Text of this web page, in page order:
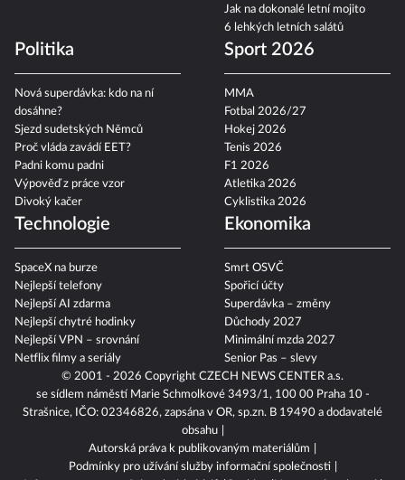
© 2001 - 2026 Copyright CZECH NEWS CENTER a.s.
se sídlem náměstí Marie Schmolkové 3493/1, 100 00 Praha 10 -
Strašnice, IČO: 02346826, zapsána v OR, sp.zn. B 19490 a dodavatelé
obsahu
Autorská práva k publikovaným materiálům
Podmínky pro užívání služby informační společnosti
Jak na dokonalé letní mojito
6 lehkých letních salátů
Politika
Nová superdávka: kdo na ní
dosáhne?
Sjezd sudetských Němců
Proč vláda zavádí EET?
Padni komu padni
Výpověď z práce vzor
Divoký kačer
Sport 2026
MMA
Fotbal 2026/27
Hokej 2026
Tenis 2026
F1 2026
Atletika 2026
Cyklistika 2026
Technologie
SpaceX na burze
Nejlepší telefony
Nejlepší AI zdarma
Nejlepší chytré hodinky
Nejlepší VPN – srovnání
Netflix filmy a seriály
Ekonomika
Smrt OSVČ
Spořicí účty
Superdávka – změny
Důchody 2027
Minimální mzda 2027
Senior Pas – slevy